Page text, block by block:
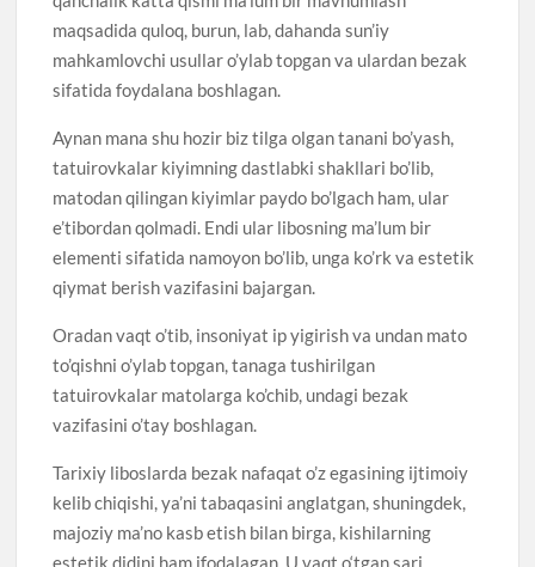
maqsadida quloq, burun, lab, dahanda sun’iy
mahkamlovchi usullar o’ylab topgan va ulardan bezak
sifatida foydalana boshlagan.
Aynan mana shu hozir biz tilga olgan tanani bo’yash,
tatuirovkalar kiyimning dastlabki shakllari bo’lib,
matodan qilingan kiyimlar paydo bo’lgach ham, ular
e’tibordan qolmadi. Endi ular libosning ma’lum bir
elementi sifatida namoyon bo’lib, unga ko’rk va estetik
qiymat berish vazifasini bajargan.
Oradan vaqt o’tib, insoniyat ip yigirish va undan mato
to’qishni o’ylab topgan, tanaga tushirilgan
tatuirovkalar matolarga ko’chib, undagi bezak
vazifasini o’tay boshlagan.
Tarixiy liboslarda bezak nafaqat o’z egasining ijtimoiy
kelib chiqishi, ya’ni tabaqasini anglatgan, shuningdek,
majoziy ma’no kasb etish bilan birga, kishilarning
estetik didini ham ifodalagan. U vaqt o‘tgan sari